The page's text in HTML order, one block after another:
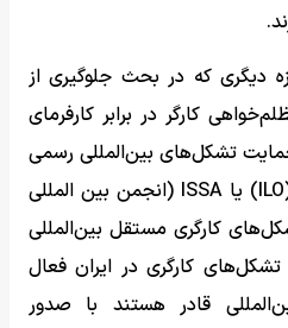
دیگری که در بحث جلوگیری از
کارگر در برابر کارفرمای
تشکل‌های بین‌المللی رسمی
از جمله سازمان جهانی کار (ILO) یا ISSA (انجمن بین المللی
کارگری مستقل بین‌المللی
تشکل‌های کارگری در ایران فعال
قادر هستند با صدور